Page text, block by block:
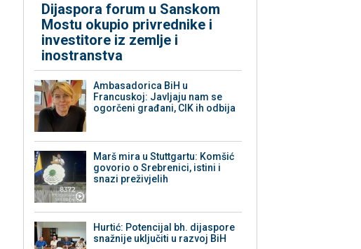
Dijaspora forum u Sanskom
Mostu okupio privrednike i
investitore iz zemlje i
inostranstva
Ambasadorica BiH u
Francuskoj: Javljaju nam se
ogorčeni građani, CIK ih odbija
Marš mira u Stuttgartu: Komšić
govorio o Srebrenici, istini i
snazi preživjelih
Hurtić: Potencijal bh. dijaspore
snažnije uključiti u razvoj BiH